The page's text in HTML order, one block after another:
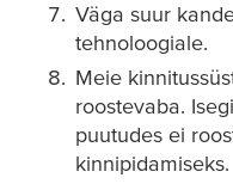
Väga suur
tehnoloogiale.
Meie
roostevaba.
puutudes ei
kinnipidamiseks.